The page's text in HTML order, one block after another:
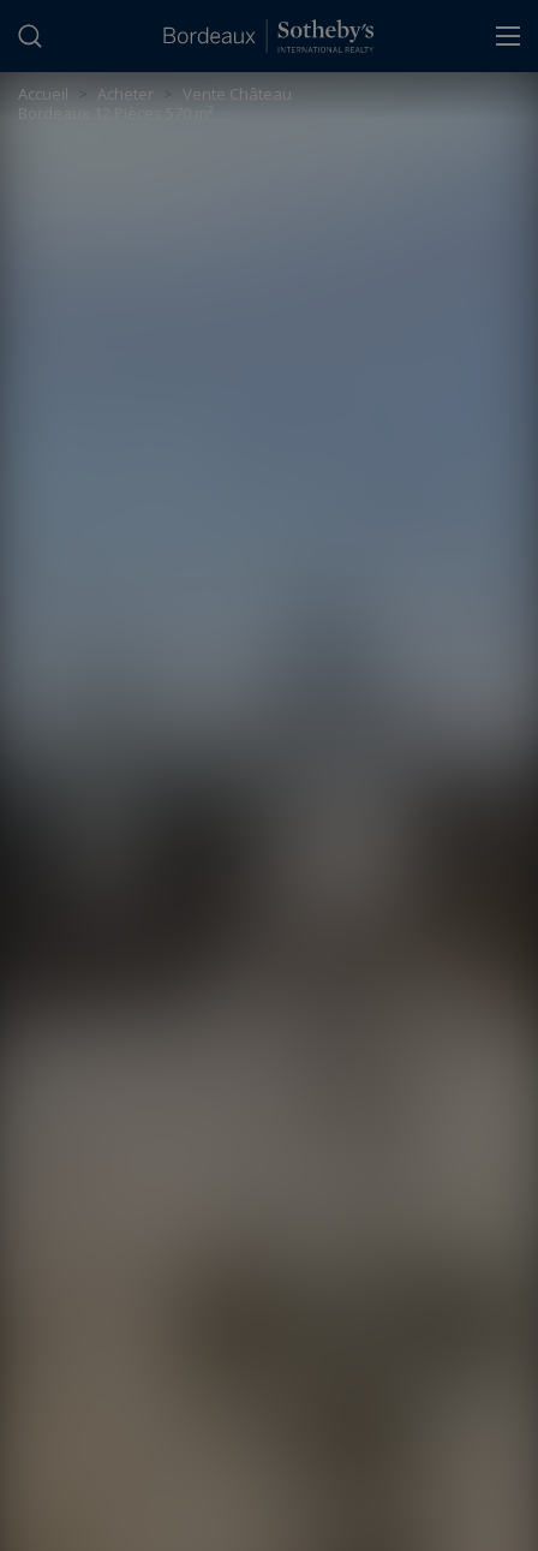
Accueil > Acheter > Vente Château
Bordeaux 12 Pièces 570 m²